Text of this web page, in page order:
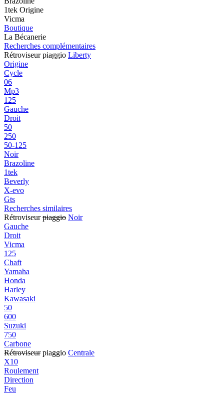
1tek Origine
Vicma
Boutique
La Bécanerie
Recherches complémentaires
Rétroviseur piaggio Liberty
Origine
Cycle
06
Mp3
125
Gauche
Droit
50
250
50-125
Noir
Brazoline
1tek
Beverly
X-evo
Gts
Recherches similaires
Rétroviseurpiaggio Noir
Gauche
Droit
Vicma
125
Chaft
Yamaha
Honda
Harley
Kawasaki
50
600
Suzuki
750
Carbone
Rétroviseurpiaggio Centrale
X10
Roulement
Direction
Feu